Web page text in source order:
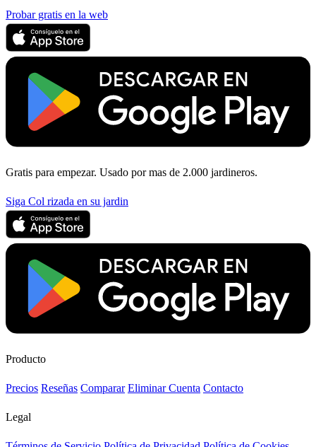
Probar gratis en la web
Gratis para empezar. Usado por mas de 2.000 jardineros.
Siga Col rizada en su jardin
Producto
Precios Reseñas Comparar Eliminar Cuenta Contacto
Legal